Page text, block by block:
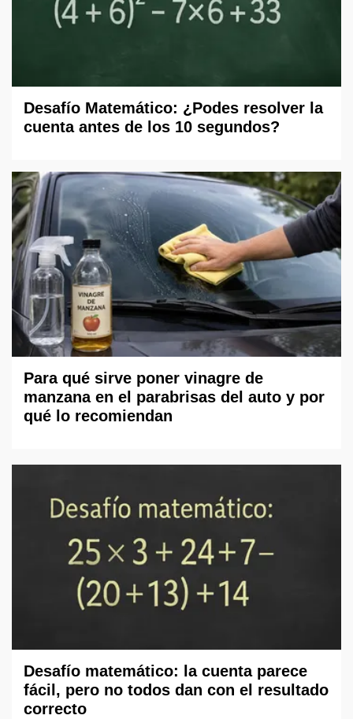
Desafío Matemático: ¿Podes resolver la
cuenta antes de los 10 segundos?
Para qué sirve poner vinagre de
manzana en el parabrisas del auto y por
qué lo recomiendan
Desafío matemático: la cuenta parece
fácil, pero no todos dan con el resultado
correcto